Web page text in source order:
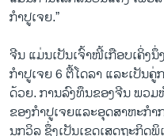
ກຳ​ປູ​ເຈຍ.”
ຈີນ ແມ່ນ​ເປັນ​ເຈົ້າ​ໜີ້ເກືອບ​ເຄິ່ງ​
ກຳ​ປູ​ເຈຍ 6 ຕື້​ໂດ​ລາ ແລະ​ເປັນ​
ດ້ວຍ. ການລົງ​ທຶນ​ຂອງ​ຈີນ ພວ
ຂອງ​ກຳ​ປູ​ເຈຍ​ແລະອຸດ​ສາ​ຫະ​ກ
ນຸກວິ​ລ ຊຶ່ງ​ເປັນ​ເຂດ​ເສດຖະ​ກິດ​ພິ​